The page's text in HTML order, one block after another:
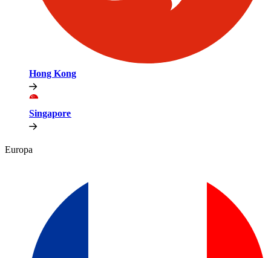
Hong Kong​​
Singapore​​
Europa​​